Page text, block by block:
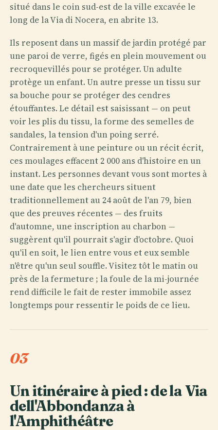
situé dans le coin sud-est de la ville excavée le
long de la Via di Nocera, en abrite 13.
Ils reposent dans un massif de jardin protégé par
une paroi de verre, figés en plein mouvement ou
recroquevillés pour se protéger. Un adulte
protège un enfant. Un autre presse un tissu sur
sa bouche pour se protéger des cendres
étouffantes. Le détail est saisissant — on peut
voir les plis du tissu, la forme des semelles de
sandales, la tension d'un poing serré.
Contrairement à une peinture ou un récit écrit,
ces moulages effacent 2 000 ans d'histoire en un
instant. Les personnes devant vous sont mortes à
une date que les chercheurs situent
traditionnellement au 24 août de l'an 79, bien
que des preuves récentes — des fruits
d'automne, une inscription au charbon —
suggèrent qu'il pourrait s'agir d'octobre. Quoi
qu'il en soit, le lien entre vous et eux semble
n'être qu'un seul souffle. Visitez tôt le matin ou
près de la fermeture ; la foule de la mi-journée
rend difficile le fait de rester immobile assez
longtemps pour ressentir le poids de ce lieu.
03
Un itinéraire à pied : de la Via
dell'Abbondanza à
l'Amphithéâtre